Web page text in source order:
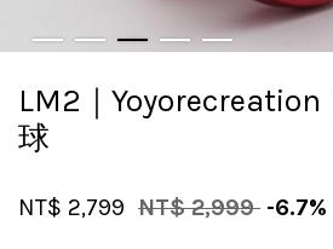
LM2｜Yoyorecreation
球
NT$ 2,799 NT$ 2,999 -6.7%